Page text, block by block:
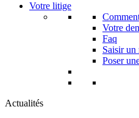
Votre litige
Votre
Faq
Saisir un
Poser
Actualités